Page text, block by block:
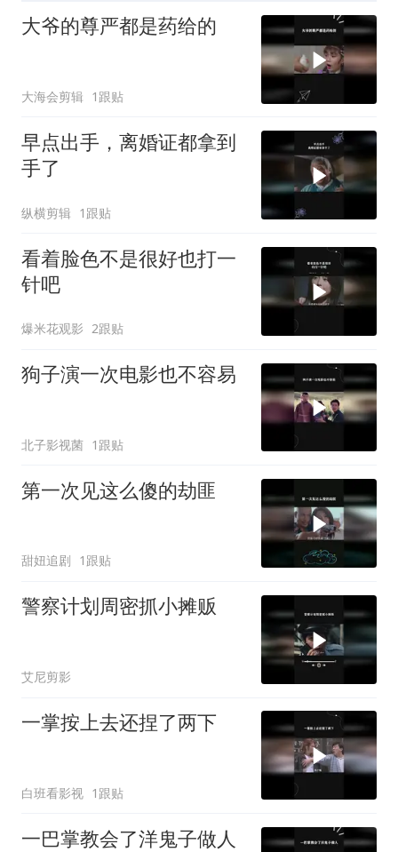
大爷的尊严都是药给的
大海会剪辑 1跟贴
早点出手，离婚证都拿到
手了
纵横剪辑 1跟贴
看着脸色不是很好也打一
针吧
爆米花观影 2跟贴
狗子演一次电影也不容易
北子影视菌 1跟贴
第一次见这么傻的劫匪
甜妞追剧 1跟贴
警察计划周密抓小摊贩
艾尼剪影
一掌按上去还捏了两下
白班看影视 1跟贴
一巴掌教会了洋鬼子做人